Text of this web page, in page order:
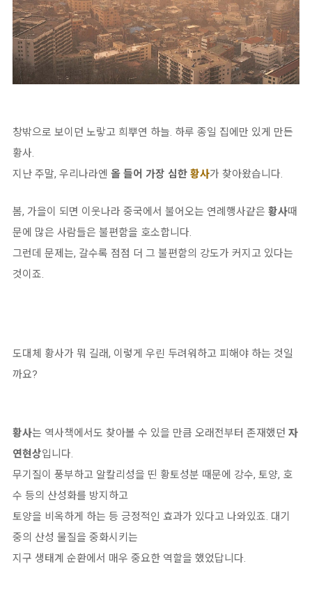
창밖으로 보이던 노랗고 희뿌연 하늘. 하루 종일 집에만 있게 만든
황사.
지난 주말, 우리나라엔 올 들어 가장 심한 황사가 찾아왔습니다.
봄, 가을이 되면 이웃나라 중국에서 불어오는 연례행사같은 황사때
문에 많은 사람들은 불편함을 호소합니다.
그런데 문제는, 갈수록 점점 더 그 불편함의 강도가 커지고 있다는
것이죠.
도대체 황사가 뭐 길래, 이렇게 우린 두려워하고 피해야 하는 것일
까요?
황사는 역사책에서도 찾아볼 수 있을 만큼 오래전부터 존재했던 자
연현상입니다.
무기질이 풍부하고 알칼리성을 띤 황토성분 때문에 강수, 토양, 호
수 등의 산성화를 방지하고
토양을 비옥하게 하는 등 긍정적인 효과가 있다고 나와있죠. 대기
중의 산성 물질을 중화시키는
지구 생태계 순환에서 매우 중요한 역할을 했었답니다.